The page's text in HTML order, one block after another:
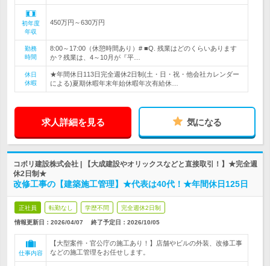
初年度
年収
450万円～630万円
勤務
時間
8:00～17:00（休憩時間あり）# ■Q. 残業はどのくらいあります
か？残業は、4～10月が『平…
休日
休暇
★年間休日113日完全週休2日制(土・日・祝・他会社カレンダー
による)夏期休暇年末年始休暇年次有給休…
求人詳細を見る 気になる
コボリ建設株式会社 | 【大成建設やオリックスなどと直接取引！】★完全週
休2日制★
改修工事の【建築施工管理】★代表は40代！★年間休日125日
正社員 転勤なし 学歴不問 完全週休2日制
情報更新日：2026/04/07 終了予定日： 2026/10/05
仕事内容
【大型案件・官公庁の施工あり！】店舗やビルの外装、改修工事
などの施工管理をお任せします。